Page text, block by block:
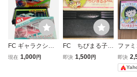
FC ギャラクシア
ン 箱説付き ナム
現在 1,000円
FC ちびまる子ち
ゃん うきうきショ
即決 1,500円
ファ
ちびま
うきう
ング
即決